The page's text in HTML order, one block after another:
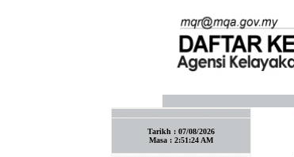
Tarikh : 07/08/2026
Masa : 2:51:24 AM